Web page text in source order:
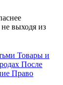
выходя из
Товары и
После
Право